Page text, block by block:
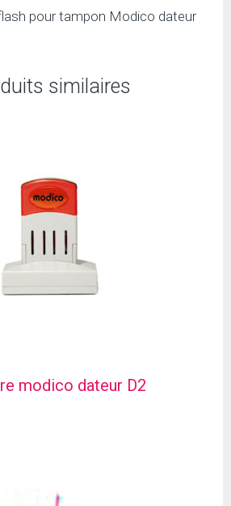
pour tampon Modico dateur
similaires
modico dateur D2